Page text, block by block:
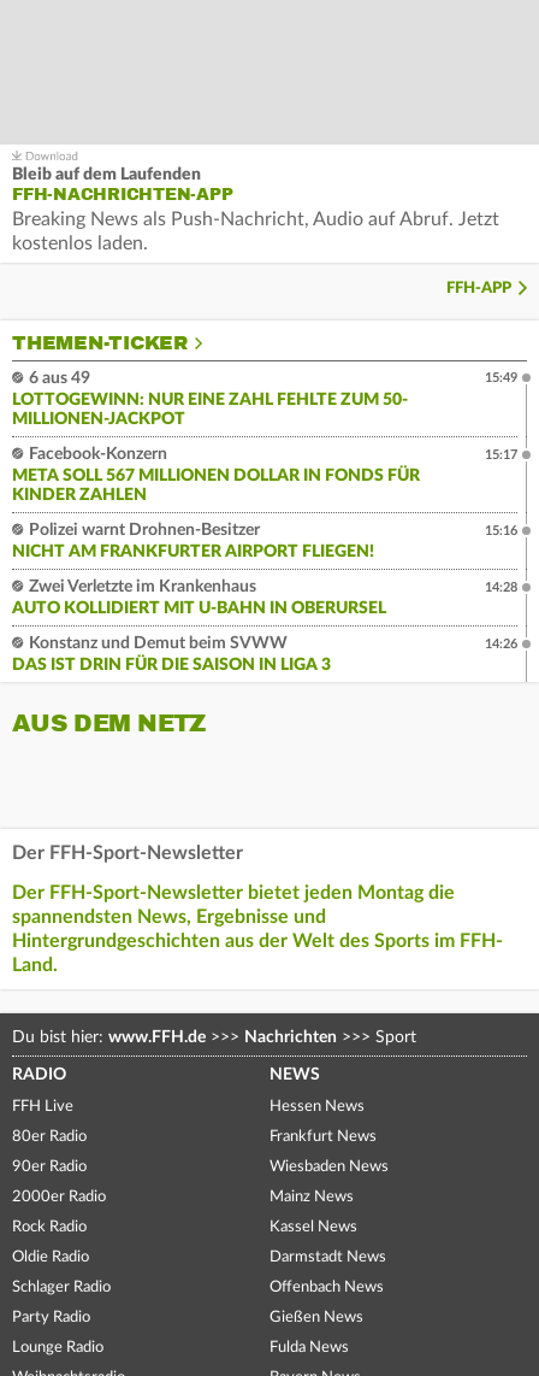
Bleib auf dem Laufenden
FFH-NACHRICHTEN-APP
Breaking News als Push-Nachricht, Audio auf Abruf. Jetzt
kostenlos laden.
FFH-APP
THEMEN-TICKER
6 aus 49
LOTTOGEWINN: NUR EINE ZAHL FEHLTE ZUM 50-
MILLIONEN-JACKPOT
15:49
Facebook-Konzern
META SOLL 567 MILLIONEN DOLLAR IN FONDS FÜR
KINDER ZAHLEN
15:17
Polizei warnt Drohnen-Besitzer
NICHT AM FRANKFURTER AIRPORT FLIEGEN!
15:16
Zwei Verletzte im Krankenhaus
AUTO KOLLIDIERT MIT U-BAHN IN OBERURSEL
14:28
Konstanz und Demut beim SVWW
DAS IST DRIN FÜR DIE SAISON IN LIGA 3
14:26
AUS DEM NETZ
Der FFH-Sport-Newsletter
Der FFH-Sport-Newsletter bietet jeden Montag die
spannendsten News, Ergebnisse und
Hintergrundgeschichten aus der Welt des Sports im FFH-
Land.
Du bist hier: www.FFH.de >>> Nachrichten >>> Sport
RADIO
FFH Live
80er Radio
90er Radio
2000er Radio
Rock Radio
Oldie Radio
Schlager Radio
Party Radio
Lounge Radio
NEWS
Hessen News
Frankfurt News
Wiesbaden News
Mainz News
Kassel News
Darmstadt News
Offenbach News
Gießen News
Fulda News